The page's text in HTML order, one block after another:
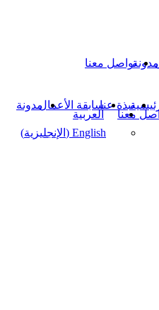
مدونةتواصل معنا
نبذة عناسابقة الأعمالمدونة
معنا
العربية
English
( الإنجليزية)